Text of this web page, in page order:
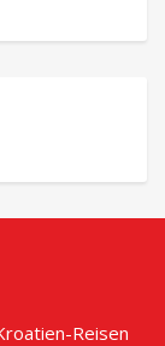
Reisen